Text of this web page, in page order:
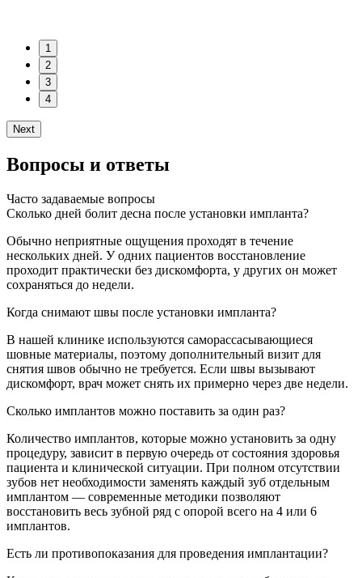
1
2
3
4
Next
Вопросы и ответы
Часто задаваемые вопросы
Сколько дней болит десна после установки импланта?
Обычно неприятные ощущения проходят в течение
нескольких дней. У одних пациентов восстановление
проходит практически без дискомфорта, у других он может
сохраняться до недели.
Когда снимают швы после установки импланта?
В нашей клинике используются саморассасывающиеся
шовные материалы, поэтому дополнительный визит для
снятия швов обычно не требуется. Если швы вызывают
дискомфорт, врач может снять их примерно через две недели.
Сколько имплантов можно поставить за один раз?
Количество имплантов, которые можно установить за одну
процедуру, зависит в первую очередь от состояния здоровья
пациента и клинической ситуации. При полном отсутствии
зубов нет необходимости заменять каждый зуб отдельным
имплантом — современные методики позволяют
восстановить весь зубной ряд с опорой всего на 4 или 6
имплантов.
Есть ли противопоказания для проведения имплантации?